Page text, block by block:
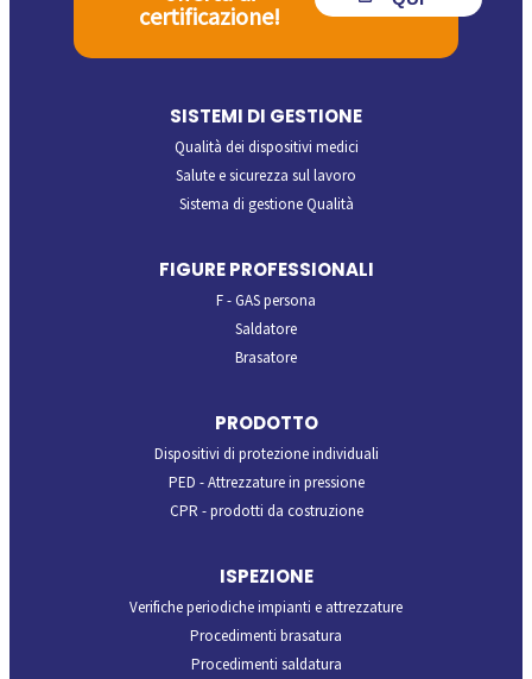
certificazione!
SISTEMI DI GESTIONE
Qualità dei dispositivi medici
Salute e sicurezza sul lavoro
Sistema di gestione Qualità
FIGURE PROFESSIONALI
F - GAS persona
Saldatore
Brasatore
PRODOTTO
Dispositivi di protezione individuali
PED - Attrezzature in pressione
CPR - prodotti da costruzione
ISPEZIONE
Verifiche periodiche impianti e attrezzature
Procedimenti brasatura
Procedimenti saldatura